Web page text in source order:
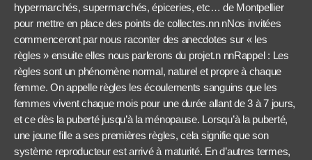
hypermarchés, supermarchés, épiceries, etc… de Montpellier
pour mettre en place des points de collectes.nn nNos invitées
commenceront par nous raconter des anecdotes sur « les
règles » ensuite elles nous parlerons du projet.n nnRappel : Les
règles sont un phénomène normal, naturel et propre à chaque
femme. On appelle règles les écoulements sanguins que les
femmes vivent chaque mois pour une durée allant de 3 à 7 jours,
et ce dès la puberté jusqu’à la ménopause. Lorsqu’à la puberté,
une jeune fille a ses premières règles, cela signifie que son
système reproducteur est arrivé à maturité. En d’autres termes,